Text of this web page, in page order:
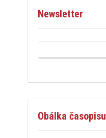
Newsletter
Obálka časopisu